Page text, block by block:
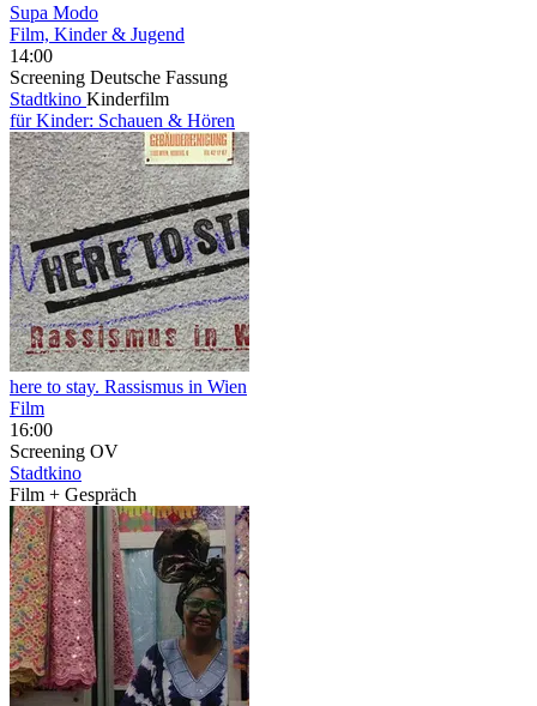
Supa Modo
Film, Kinder & Jugend
14:00
Screening Deutsche Fassung
Stadtkino Kinderfilm
für Kinder: Schauen & Hören
here to stay. Rassismus in Wien
Film
16:00
Screening OV
Stadtkino
Film + Gespräch